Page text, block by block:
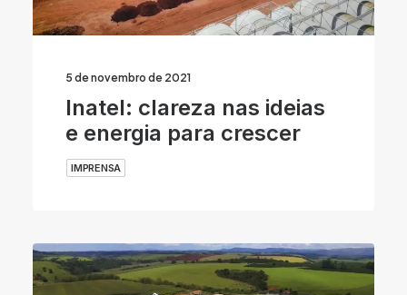
5 de novembro de 2021
Inatel: clareza nas ideias
e energia para crescer
IMPRENSA